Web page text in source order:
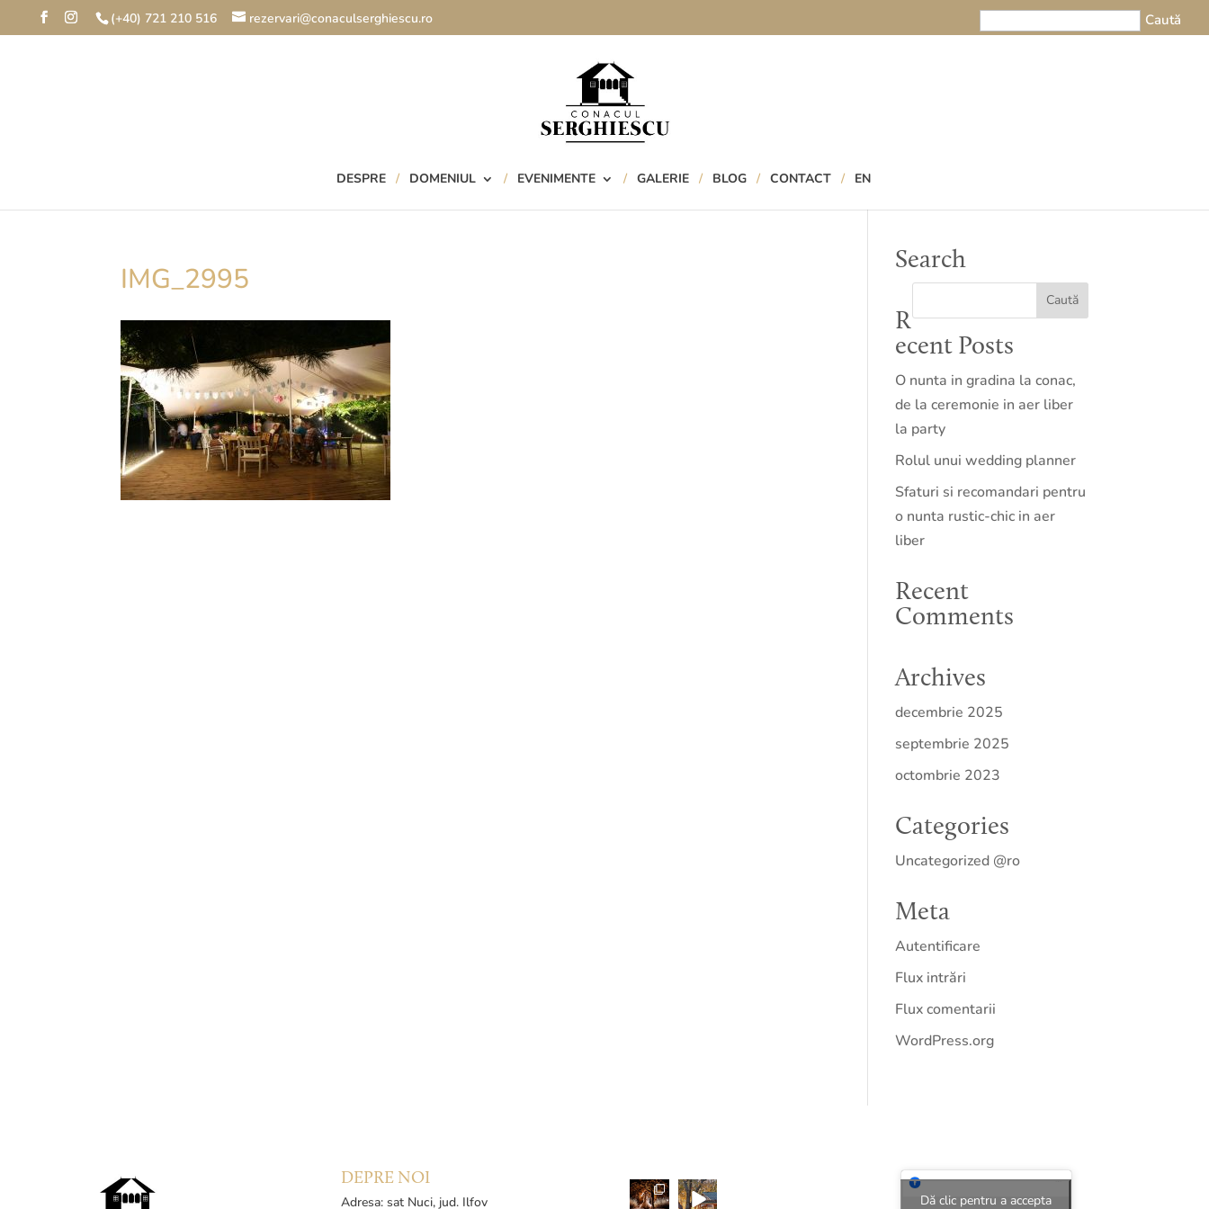
(+40) 721 210 516 rezervari@conaculserghiescu.ro
DESPRE DOMENIUL EVENIMENTE GALERIE BLOG CONTACT EN
IMG_2995 Search
R
ecent Posts
O nunta in gradina la conac,
de la ceremonie in aer liber
la party
Rolul unui wedding planner
Sfaturi si recomandari pentru
o nunta rustic-chic in aer
liber
Recent
Comments
Archives
decembrie 2025
septembrie 2025
octombrie 2023
Categories
Uncategorized @ro
Meta
Autentificare
Flux intrări
Flux comentarii
WordPress.org
DEPRE NOI
Adresa: sat Nuci, jud. Ilfov
Dă clic pentru a accepta